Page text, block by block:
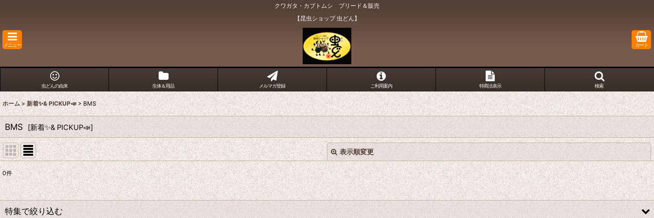
クワガタ・カブトムシ ブリード＆販売
【昆虫ショップ 虫どん】
メニュー カート
虫どんの由来 生体＆用品 メルマガ登録 ご利用案内 特商法表示 検索
ホーム > 新着✨& PICKUP📣 > BMS
BMS [新着✨& PICKUP📣]
表示順変更
表示数:
在庫あり
閉じる
0件
特集で絞り込む